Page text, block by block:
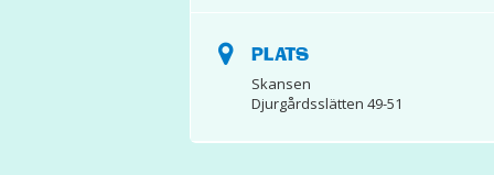
PLATS
Skansen
Djurgårdsslätten 49-51